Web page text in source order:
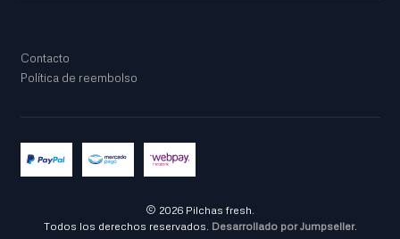
Contacto
Política de reembolso
2026 Pilchas fresh.
Todos los derechos reservados. Desarrollado por Jumpseller.